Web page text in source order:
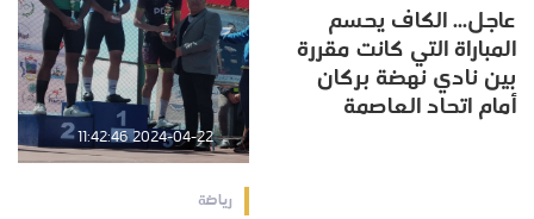
عاجل... الكاف يحسم
المباراة التي كانت مقررة
بين نادي نهضة بركان
أمام اتحاد العاصمة
2024-04-22 11:42:46
رياضة